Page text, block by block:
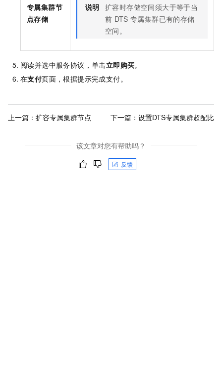
专属集群节
点存储
说明 扩容时存储空间须大于等于当
前 DTS 专属集群已有的存储
空间。
阅读并选中服务协议，单击立即购买。
在支付页面，根据提示完成支付。
上一篇： 扩容专属集群节点 下一篇： 设置DTS专属集群超配比
该文章对您有帮助吗？
反馈